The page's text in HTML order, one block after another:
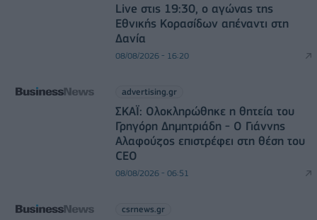
Live στις 19:30, ο αγώνας της
Εθνικής Κορασίδων απέναντι στη
Δανία
08/08/2026 - 16:20
advertising.gr
ΣΚΑΪ: Ολοκληρώθηκε η θητεία του
Γρηγόρη Δημητριάδη - Ο Γιάννης
Αλαφούζος επιστρέφει στη θέση του
CEO
08/08/2026 - 06:51
csrnews.gr